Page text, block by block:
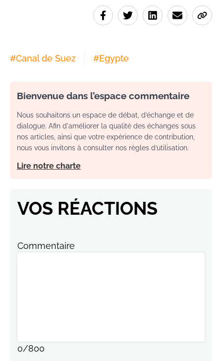
#Canal de Suez #Egypte
Bienvenue dans l’espace commentaire
Nous souhaitons un espace de débat, d’échange et de
dialogue. Afin d'améliorer la qualité des échanges sous
nos articles, ainsi que votre expérience de contribution,
nous vous invitons à consulter nos règles d’utilisation.
Lire notre charte
VOS RÉACTIONS
Commentaire
0/800